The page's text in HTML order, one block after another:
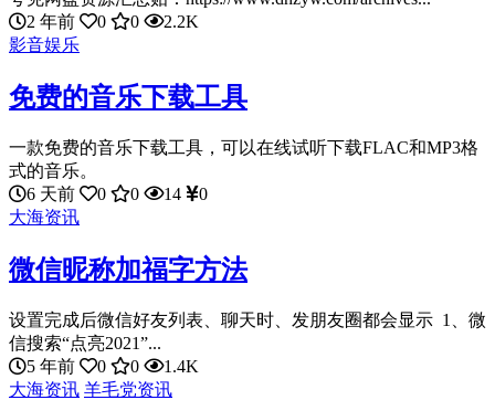
2 年前
0 0
2.2K
影音娱乐
免费的音乐下载工具
一款免费的音乐下载工具，可以在线试听下载FLAC和MP3格
式的音乐。
6 天前
0 0 14
0
大海资讯
微信昵称加福字方法
设置完成后微信好友列表、聊天时、发朋友圈都会显示 1、微
信搜索“点亮2021”...
5 年前
0 0
1.4K
大海资讯 羊毛党资讯